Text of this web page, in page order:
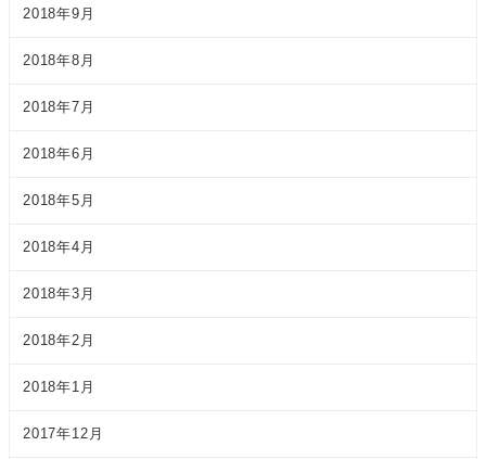
2018年9月
2018年8月
2018年7月
2018年6月
2018年5月
2018年4月
2018年3月
2018年2月
2018年1月
2017年12月